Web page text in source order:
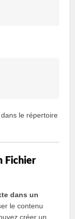
dans le répertoire
Fichier
dans un
le contenu
créer un